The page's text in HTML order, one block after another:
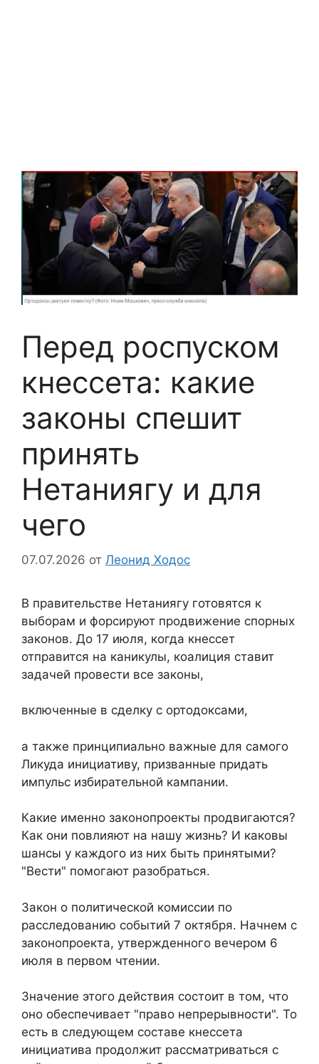
Перед роспуском
кнессета: какие
законы спешит
принять
Нетаниягу и для
чего
07.07.2026 от Леонид Ходос
В правительстве Нетаниягу готовятся к
выборам и форсируют продвижение спорных
законов. До 17 июля, когда кнессет
отправится на каникулы, коалиция ставит
задачей провести все законы,
включенные в сделку с ортодоксами,
а также принципиально важные для самого
Ликуда инициативу, призванные придать
импульс избирательной кампании.
Какие именно законопроекты продвигаются?
Как они повлияют на нашу жизнь? И каковы
шансы у каждого из них быть принятыми?
"Вести" помогают разобраться.
Закон о политической комиссии по
расследованию событий 7 октября. Начнем с
законопроекта, утвержденного вечером 6
июля в первом чтении.
Значение этого действия состоит в том, что
оно обеспечивает "право непрерывности". То
есть в следующем составе кнессета
инициатива продолжит рассматриваться с